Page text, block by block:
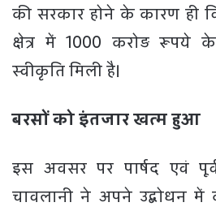
की सरकार होने के कारण ही
क्षेत्र में 1000 करोड़ रूपये
स्वीकृति मिली है।
बरसों को इंतजार खत्म हुआ
इस अवसर पर पार्षद एवं
चावलानी ने अपने उद्बोधन